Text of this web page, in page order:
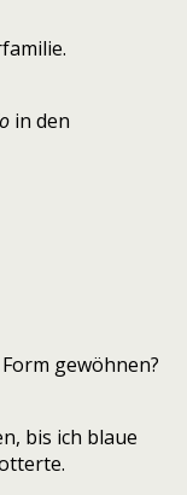
in den
gewöhnen?
bis ich blaue